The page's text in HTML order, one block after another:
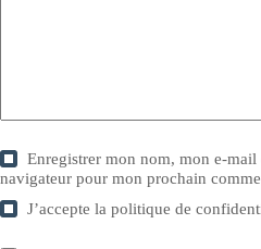
Enregistrer mon nom, mon e-mail
navigateur pour mon prochain
J’accepte lapolitique de